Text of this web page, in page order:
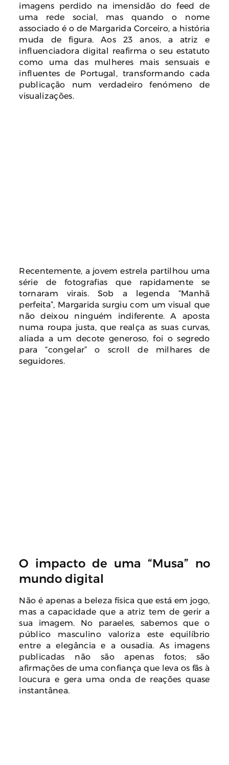
imagens perdido na imensidão do feed de
uma rede social, mas quando o nome
associado é o de Margarida Corceiro, a história
muda de figura. Aos 23 anos, a atriz e
influenciadora digital reafirma o seu estatuto
como uma das mulheres mais sensuais e
influentes de Portugal, transformando cada
publicação num verdadeiro fenómeno de
visualizações.
Recentemente, a jovem estrela partilhou uma
série de fotografias que rapidamente se
tornaram virais. Sob a legenda “Manhã
perfeita”, Margarida surgiu com um visual que
não deixou ninguém indiferente. A aposta
numa roupa justa, que realça as suas curvas,
aliada a um decote generoso, foi o segredo
para “congelar” o scroll de milhares de
seguidores.
O impacto de uma “Musa” no
mundo digital
Não é apenas a beleza física que está em jogo,
mas a capacidade que a atriz tem de gerir a
sua imagem. No paraeles, sabemos que o
público masculino valoriza este equilíbrio
entre a elegância e a ousadia. As imagens
publicadas não são apenas fotos; são
afirmações de uma confiança que leva os fãs à
loucura e gera uma onda de reações quase
instantânea.